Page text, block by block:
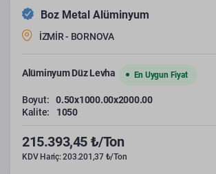
Boz Metal Alüminyum
İZMİR - BORNOVA
Alüminyum Düz Levha En Uygun Fiyat
Boyut:
0.50x1000.00x2000.00
Kalite:
1050
215.393,45 ₺/Ton
KDV Hariç: 203.201,37 ₺/Ton